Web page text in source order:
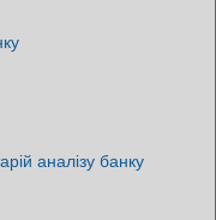
аналізу банку